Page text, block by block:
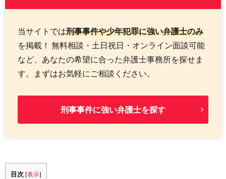
当サイトでは刑事事件や少年犯罪に強い弁護士のみ
を掲載！ 無料相談・土日祝日・オンライン面談可能
など、あなたの希望に合った弁護士事務所を探せま
す。まずはお気軽にご相談ください。
刑事事件に強い弁護士を探す
目次 [表示]